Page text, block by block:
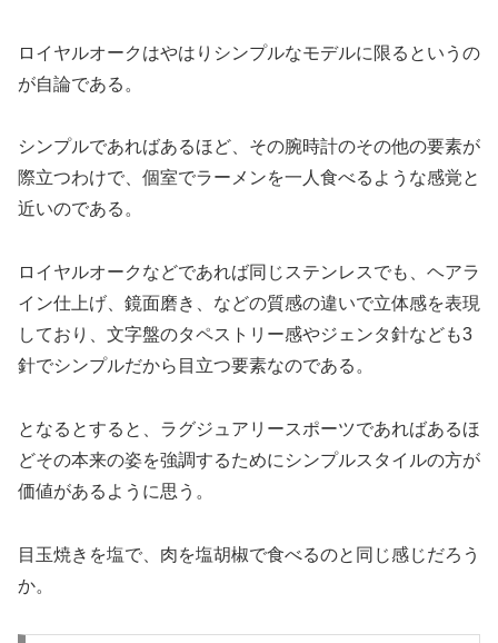
ロイヤルオークはやはりシンプルなモデルに限るというの
が自論である。
シンプルであればあるほど、その腕時計のその他の要素が
際立つわけで、個室でラーメンを一人食べるような感覚と
近いのである。
ロイヤルオークなどであれば同じステンレスでも、ヘアラ
イン仕上げ、鏡面磨き、などの質感の違いで立体感を表現
しており、文字盤のタペストリー感やジェンタ針なども3
針でシンプルだから目立つ要素なのである。
となるとすると、ラグジュアリースポーツであればあるほ
どその本来の姿を強調するためにシンプルスタイルの方が
価値があるように思う。
目玉焼きを塩で、肉を塩胡椒で食べるのと同じ感じだろう
か。